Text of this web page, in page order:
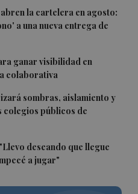
la cartelera en agosto:
a una nueva entrega de
ganar visibilidad en
colaborativa
sombras, aislamiento y
colegios públicos de
deseando que llegue
a jugar"